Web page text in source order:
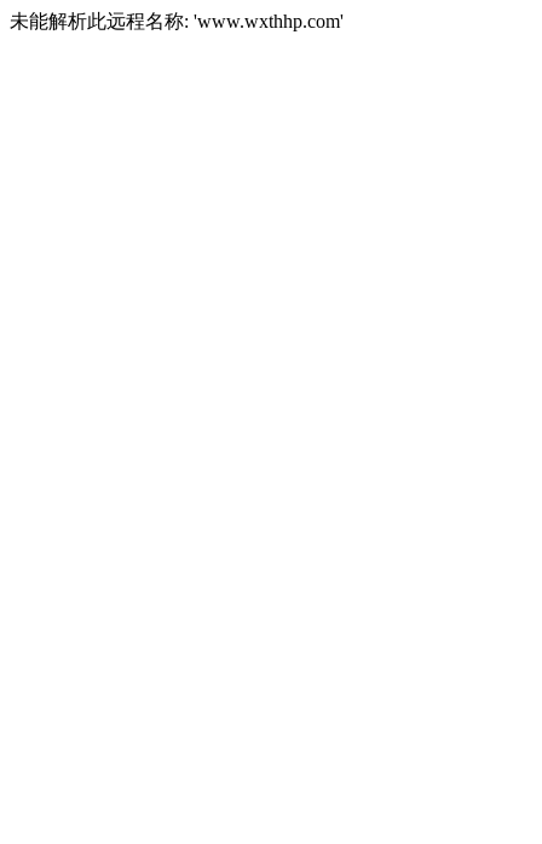
未能解析此远程名称: 'www.wxthhp.com'